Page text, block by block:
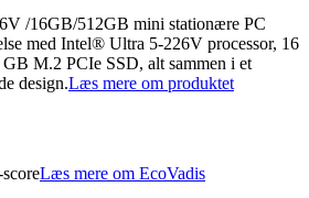
/16GB/512GB mini stationære PC
med Intel® Ultra 5-226V processor, 16
M.2 PCIe SSD, alt sammen i et
design.Læs mere om produktet
Læs mere om EcoVadis